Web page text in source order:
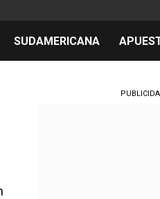
SUDAMERICANA